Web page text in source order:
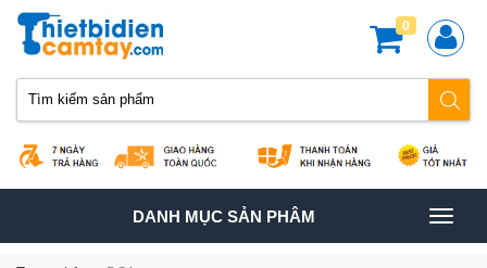
0
TOGGLE
DANH MỤC SẢN PHÂM